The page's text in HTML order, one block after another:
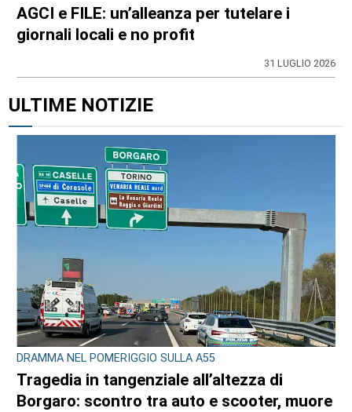
AGCI e FILE: un’alleanza per tutelare i
giornali locali e no profit
31 LUGLIO 2026
ULTIME NOTIZIE
DRAMMA NEL POMERIGGIO SULLA A55
Tragedia in tangenziale all’altezza di
Borgaro: scontro tra auto e scooter, muore